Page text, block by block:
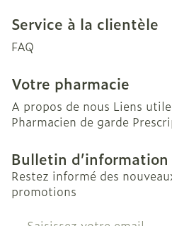
Service à la clientèle
FAQ
Votre pharmacie
A propos de nous Liens
Pharmacien de garde
Bulletin d’information
Restez informé des
promotions
Adresse mail